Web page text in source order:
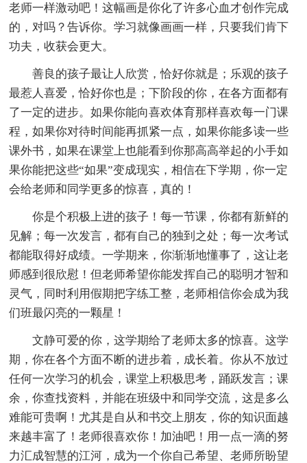
老师一样激动吧！这幅画是你化了许多心血才创作完成
的，对吗？告诉你。学习就像画画一样，只要我们肯下
功夫，收获会更大。
善良的孩子最让人欣赏，恰好你就是；乐观的孩子
最惹人喜爱，恰好你也是；下阶段的你，在各方面都有
了一定的进步。如果你能向喜欢体育那样喜欢每一门课
程，如果你对待时间能再抓紧一点，如果你能多读一些
课外书，如果在课堂上也能看到你那高高举起的小手如
果你能把这些“如果”变成现实，相信在下学期，你一定
会给老师和同学更多的惊喜，真的！
你是个积极上进的孩子！每一节课，你都有新鲜的
见解；每一次发言，都有自己的独到之处；每一次考试
都能取得好成绩。一学期来，你渐渐地懂事了，这让老
师感到很欣慰！但老师希望你能发挥自己的聪明才智和
灵气，同时利用假期把字练工整，老师相信你会成为我
们班最闪亮的一颗星！
文静可爱的你，这学期给了老师太多的惊喜。这学
期，你在各个方面不断的进步着，成长着。你从不放过
任何一次学习的机会，课堂上积极思考，踊跃发言；课
余，你查找资料，并能在班级中和同学交流，这是多么
难能可贵啊！尤其是自从和书交上朋友，你的知识面越
来越丰富了！老师很喜欢你！加油吧！用一点一滴的努
力汇成智慧的江河，成为一个你自己希望、老师所盼望